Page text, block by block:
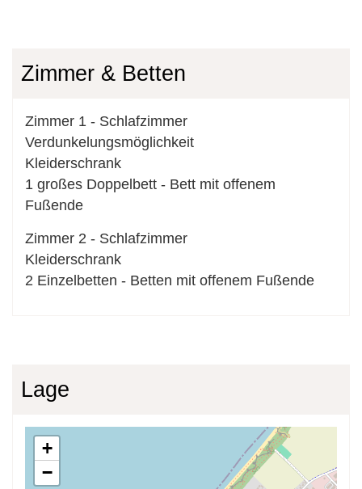
Zimmer & Betten
Zimmer 1 - Schlafzimmer
Verdunkelungsmöglichkeit
Kleiderschrank
1 großes Doppelbett - Bett mit offenem
Fußende
Zimmer 2 - Schlafzimmer
Kleiderschrank
2 Einzelbetten - Betten mit offenem Fußende
Lage
+
−